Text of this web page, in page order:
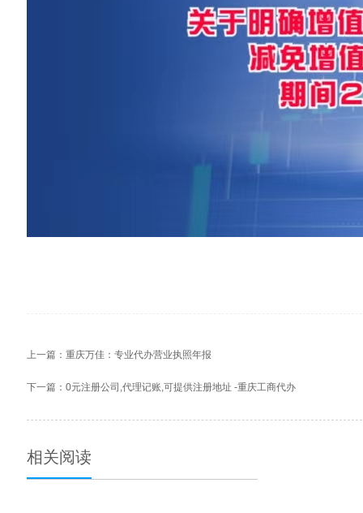
上一篇： 重庆万佳：专业代办营业执照年报
下一篇： 0元注册公司,代理记账,可提供注册地址 -重庆工商代办
相关阅读